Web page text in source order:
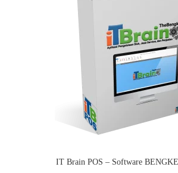
IT Brain POS – Software